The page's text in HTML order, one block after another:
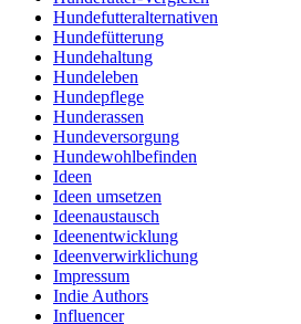
Hundefutteralternativen
Hundefütterung
Hundehaltung
Hundeleben
Hundepflege
Hunderassen
Hundeversorgung
Hundewohlbefinden
Ideen
Ideen umsetzen
Ideenaustausch
Ideenentwicklung
Ideenverwirklichung
Impressum
Indie Authors
Influencer